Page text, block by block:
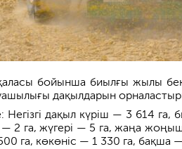
бойынша биылғы жылы
дақылдарын
Негізгі дақыл күріш — 3 614
— 2 га, жүгері — 5 га, жаңа
га, көкөніс — 1 330 га, бақша